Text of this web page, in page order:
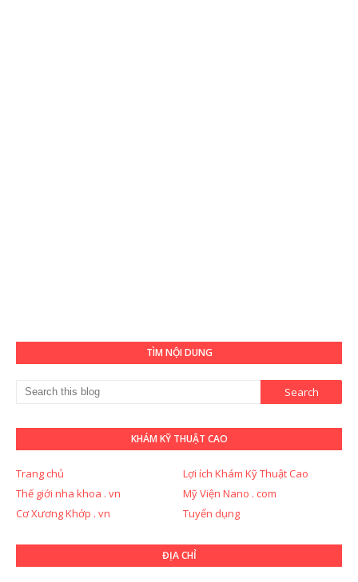
TÌM NỘI DUNG
KHÁM KỸ THUẬT CAO
Trang chủ
Lợi ích Khám Kỹ Thuật Cao
Thế giới nha khoa . vn
Mỹ Viện Nano . com
Cơ Xương Khớp . vn
Tuyển dụng
ĐỊA CHỈ